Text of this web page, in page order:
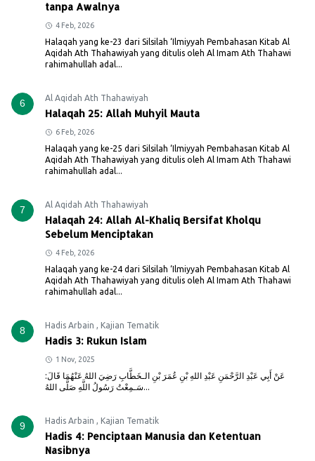
tanpa Awalnya
4 Feb, 2026
Halaqah yang ke-23 dari Silsilah ‘Ilmiyyah Pembahasan Kitab Al
Aqidah Ath Thahawiyah yang ditulis oleh Al Imam Ath Thahawi
rahimahullah adal...
6 Al Aqidah Ath Thahawiyah
Halaqah 25: Allah Muhyil Mauta
6 Feb, 2026
Halaqah yang ke-25 dari Silsilah ‘Ilmiyyah Pembahasan Kitab Al
Aqidah Ath Thahawiyah yang ditulis oleh Al Imam Ath Thahawi
rahimahullah adal...
7 Al Aqidah Ath Thahawiyah
Halaqah 24: Allah Al-Khaliq Bersifat Kholqu
Sebelum Menciptakan
4 Feb, 2026
Halaqah yang ke-24 dari Silsilah ‘Ilmiyyah Pembahasan Kitab Al
Aqidah Ath Thahawiyah yang ditulis oleh Al Imam Ath Thahawi
rahimahullah adal...
8 Hadis Arbain , Kajian Tematik
Hadis 3: Rukun Islam
1 Nov, 2025
عَنْ أَبِي عَبْدِ الرَّحْمَنِ عَبْدِ اللهِ بْنِ عُمَرَ بْنِ الـخَطَّابِ رَضِيَ اللهُ عَنْهُمَا قَالَ:
سَـمِعْتُ رَسُولُ اللَّهِ صَلَّى اللهُ...
9 Hadis Arbain , Kajian Tematik
Hadis 4: Penciptaan Manusia dan Ketentuan
Nasibnya